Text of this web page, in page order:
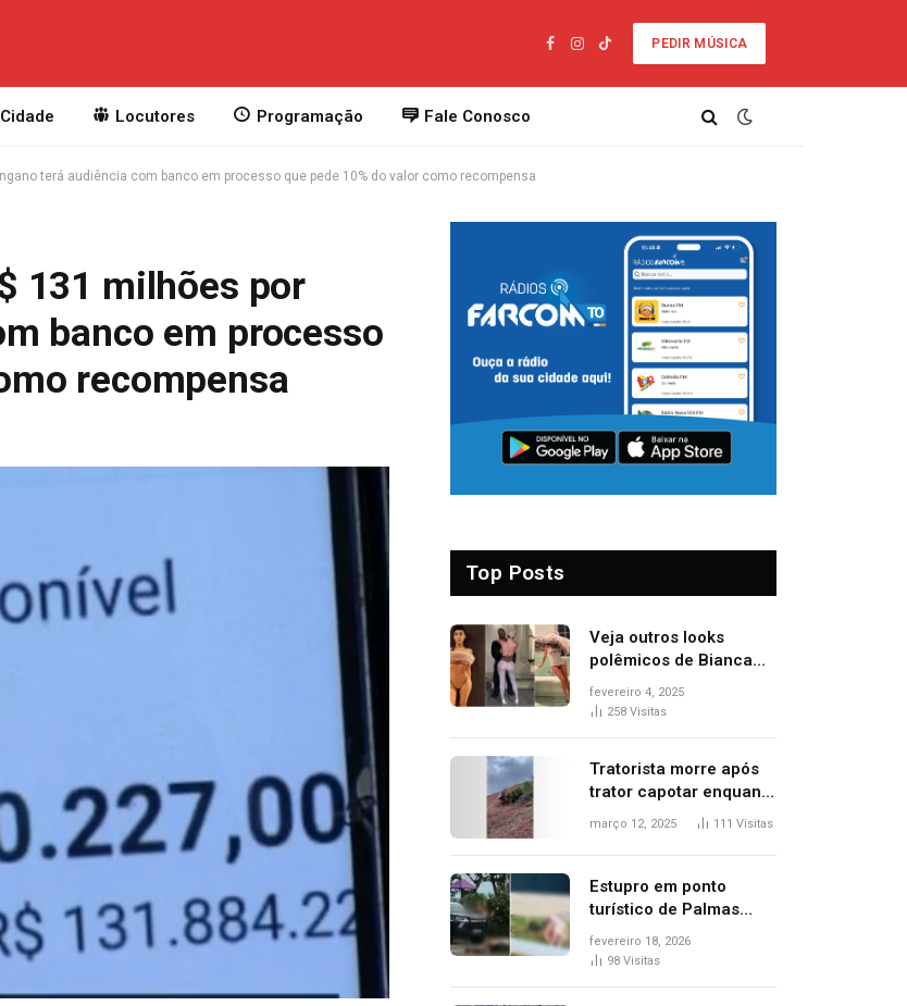
Facebook
Instagram
TikTok
PEDIR MÚSICA
Locutores Programação Fale Conosco
terá audiência com banco em processo que pede 10% do valor como recompensa
131 milhões por
banco em processo
recompensa
Top Posts
Veja outros looks
polêmicos de Bianca
Censori, esposa de
Kanye West que
fevereiro 4, 2025
258 Visitas
Tratorista morre após
trator capotar enquanto
removia vegetação em
março 12, 2025 111 Visitas
Estupro em ponto
turístico de Palmas
ocorreu em frente à
viatura e base de
fevereiro 18, 2026
98 Visitas